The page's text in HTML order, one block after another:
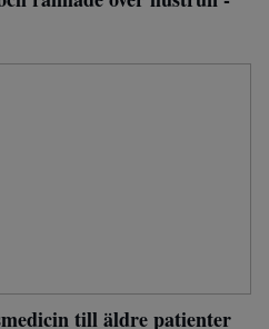
till äldre patienter